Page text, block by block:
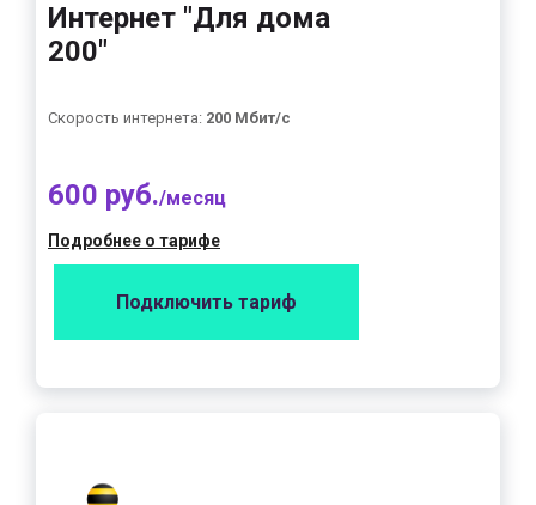
Интернет "Для дома
200"
Скорость интернета: 200 Мбит/с
600 руб./месяц
Подробнее о тарифе
Подключить тариф